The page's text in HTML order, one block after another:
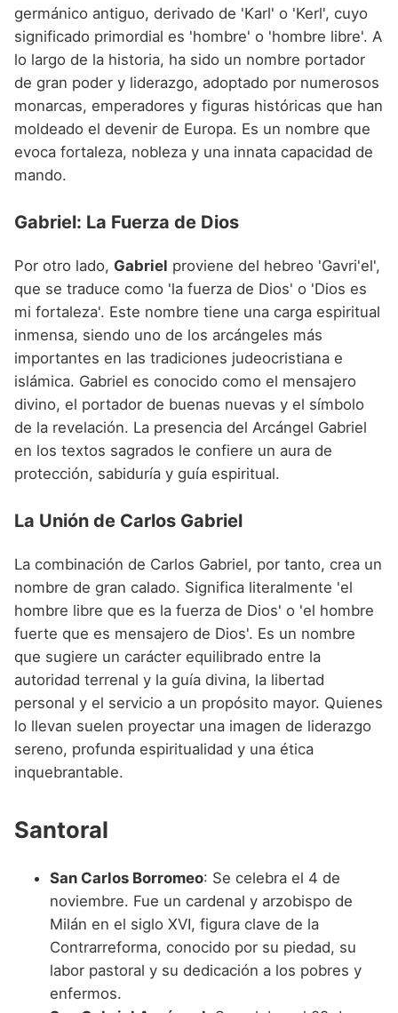
germánico antiguo, derivado de 'Karl' o 'Kerl', cuyo
significado primordial es 'hombre' o 'hombre libre'. A
lo largo de la historia, ha sido un nombre portador
de gran poder y liderazgo, adoptado por numerosos
monarcas, emperadores y figuras históricas que han
moldeado el devenir de Europa. Es un nombre que
evoca fortaleza, nobleza y una innata capacidad de
mando.
Gabriel: La Fuerza de Dios
Por otro lado, Gabriel proviene del hebreo 'Gavri'el',
que se traduce como 'la fuerza de Dios' o 'Dios es
mi fortaleza'. Este nombre tiene una carga espiritual
inmensa, siendo uno de los arcángeles más
importantes en las tradiciones judeocristiana e
islámica. Gabriel es conocido como el mensajero
divino, el portador de buenas nuevas y el símbolo
de la revelación. La presencia del Arcángel Gabriel
en los textos sagrados le confiere un aura de
protección, sabiduría y guía espiritual.
La Unión de Carlos Gabriel
La combinación de Carlos Gabriel, por tanto, crea un
nombre de gran calado. Significa literalmente 'el
hombre libre que es la fuerza de Dios' o 'el hombre
fuerte que es mensajero de Dios'. Es un nombre
que sugiere un carácter equilibrado entre la
autoridad terrenal y la guía divina, la libertad
personal y el servicio a un propósito mayor. Quienes
lo llevan suelen proyectar una imagen de liderazgo
sereno, profunda espiritualidad y una ética
inquebrantable.
Santoral
San Carlos Borromeo: Se celebra el 4 de
noviembre. Fue un cardenal y arzobispo de
Milán en el siglo XVI, figura clave de la
Contrarreforma, conocido por su piedad, su
labor pastoral y su dedicación a los pobres y
enfermos.